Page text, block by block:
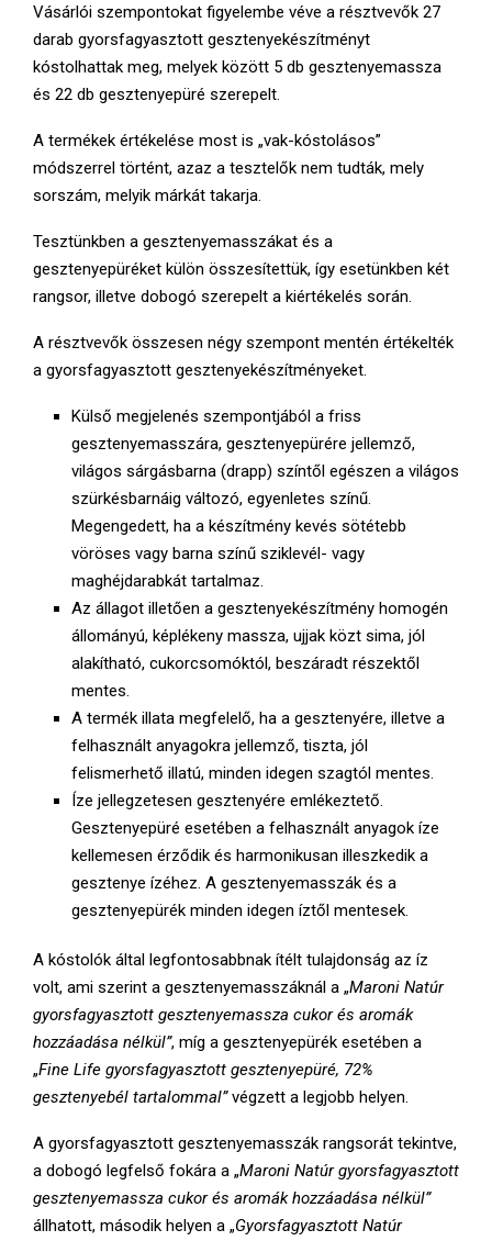
Vásárlói szempontokat figyelembe véve a résztvevők 27
darab gyorsfagyasztott gesztenyekészítményt
kóstolhattak meg, melyek között 5 db gesztenyemassza
és 22 db gesztenyepüré szerepelt.
A termékek értékelése most is „vak-kóstolásos”
módszerrel történt, azaz a tesztelők nem tudták, mely
sorszám, melyik márkát takarja.
Tesztünkben a gesztenyemasszákat és a
gesztenyepüréket külön összesítettük, így esetünkben két
rangsor, illetve dobogó szerepelt a kiértékelés során.
A résztvevők összesen négy szempont mentén értékelték
a gyorsfagyasztott gesztenyekészítményeket.
Külső megjelenés szempontjából a friss
gesztenyemasszára, gesztenyepürére jellemző,
világos sárgásbarna (drapp) színtől egészen a világos
szürkésbarnáig változó, egyenletes színű.
Megengedett, ha a készítmény kevés sötétebb
vöröses vagy barna színű sziklevél- vagy
maghéjdarabkát tartalmaz.
Az állagot illetően a gesztenyekészítmény homogén
állományú, képlékeny massza, ujjak közt sima, jól
alakítható, cukorcsomóktól, beszáradt részektől
mentes.
A termék illata megfelelő, ha a gesztenyére, illetve a
felhasznált anyagokra jellemző, tiszta, jól
felismerhető illatú, minden idegen szagtól mentes.
Íze jellegzetesen gesztenyére emlékeztető.
Gesztenyepüré esetében a felhasznált anyagok íze
kellemesen érződik és harmonikusan illeszkedik a
gesztenye ízéhez. A gesztenyemasszák és a
gesztenyepürék minden idegen íztől mentesek.
A kóstolók által legfontosabbnak ítélt tulajdonság az íz
volt, ami szerint a gesztenyemasszáknál a „Maroni Natúr
gyorsfagyasztott gesztenyemassza cukor és aromák
hozzáadása nélkül”, míg a gesztenyepürék esetében a
„Fine Life gyorsfagyasztott gesztenyepüré, 72%
gesztenyebél tartalommal”végzett a legjobb helyen.
A gyorsfagyasztott gesztenyemasszák rangsorát tekintve,
a dobogó legfelső fokára a „Maroni Natúr gyorsfagyasztott
gesztenyemassza cukor és aromák hozzáadása nélkül”
állhatott, második helyen a „Gyorsfagyasztott Natúr